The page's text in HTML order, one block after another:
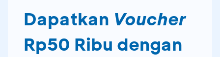
Dapatkan Voucher
Rp50 Ribu dengan